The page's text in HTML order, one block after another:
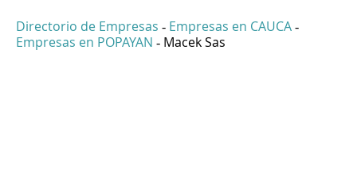
Directorio de Empresas - Empresas en CAUCA -
Empresas en POPAYAN - Macek Sas